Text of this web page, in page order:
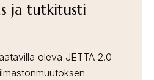
ja tutkitusti
oleva JETTA 2.0